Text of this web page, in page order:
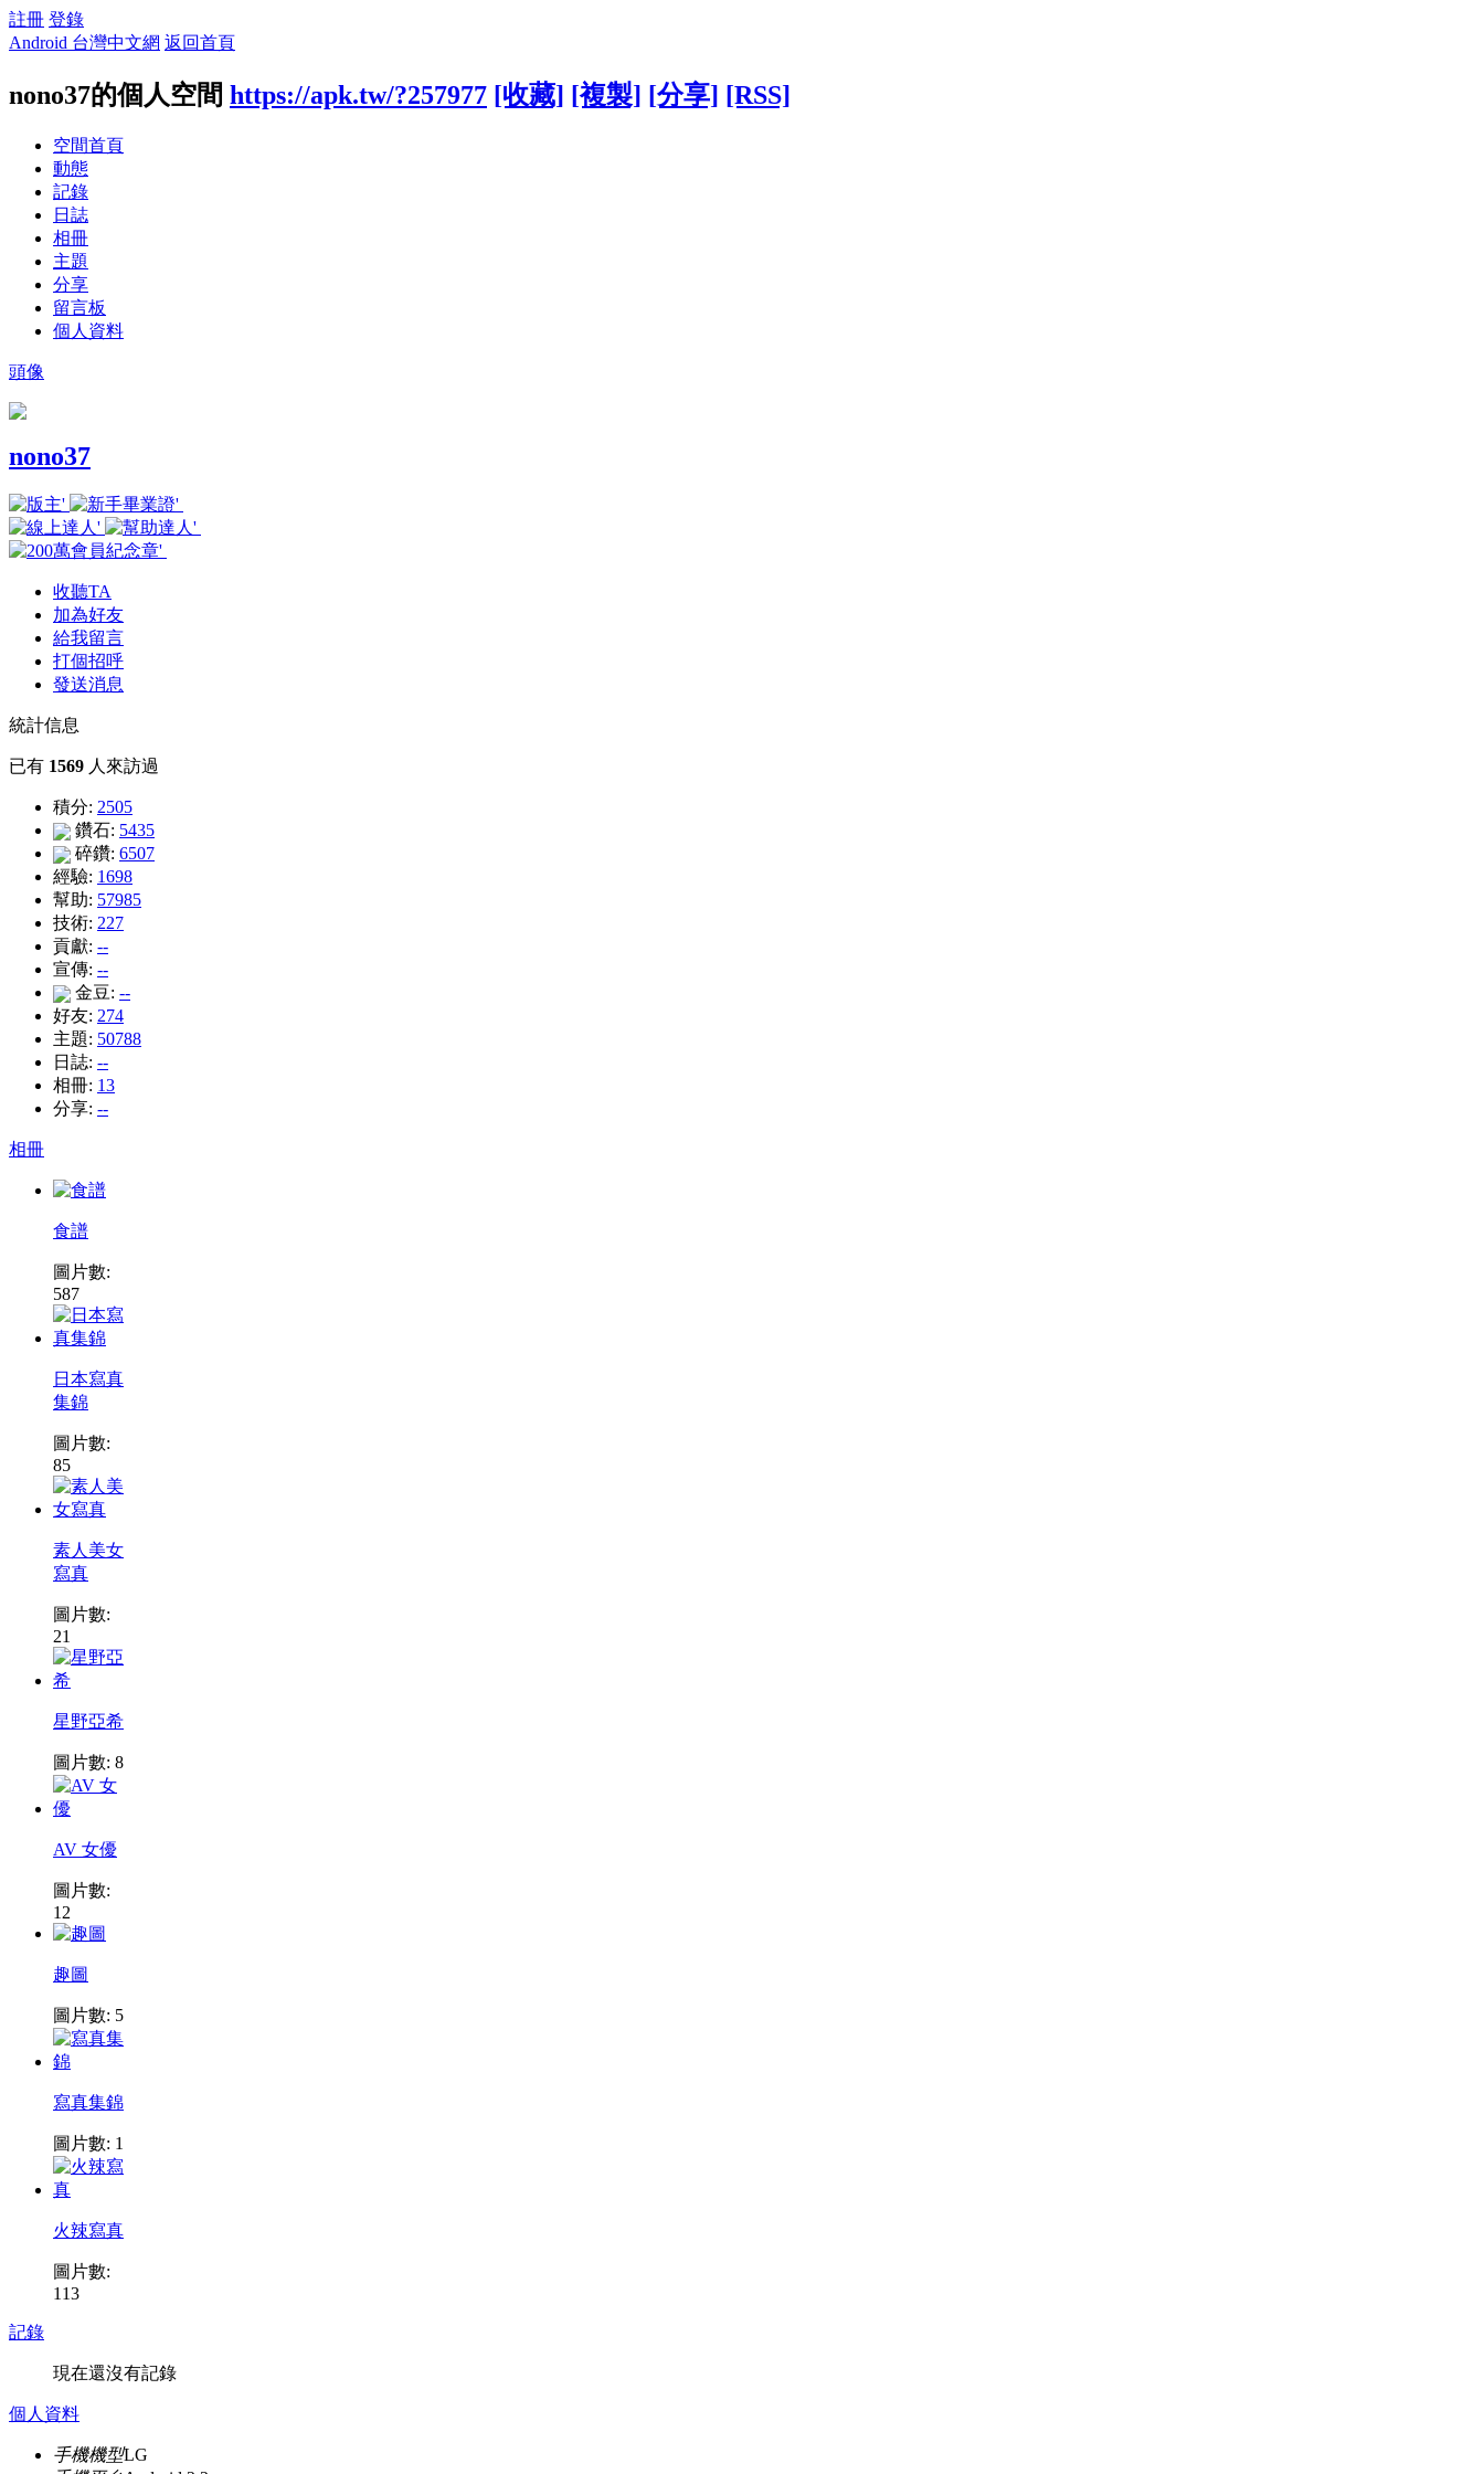
註冊 登錄
Android 台灣中文網 返回首頁
nono37的個人空間 https://apk.tw/?257977 [收藏] [複製] [分享] [RSS]
空間首頁
動態
記錄
日誌
相冊
主題
分享
留言板
個人資料
頭像
nono37
收聽TA
加為好友
給我留言
打個招呼
發送消息
統計信息
已有 1569 人來訪過
積分: 2505
鑽石: 5435
碎鑽: 6507
經驗: 1698
幫助: 57985
技術: 227
貢獻: --
宣傳: --
金豆: --
好友: 274
主題: 50788
日誌: --
相冊: 13
分享: --
相冊
食譜
圖片數:
587
日本寫真
集錦
圖片數:
85
素人美女
寫真
圖片數:
21
星野亞希
圖片數: 8
AV 女優
圖片數:
12
趣圖
圖片數: 5
寫真集錦
圖片數: 1
火辣寫真
圖片數:
113
記錄
現在還沒有記錄
個人資料
手機機型LG